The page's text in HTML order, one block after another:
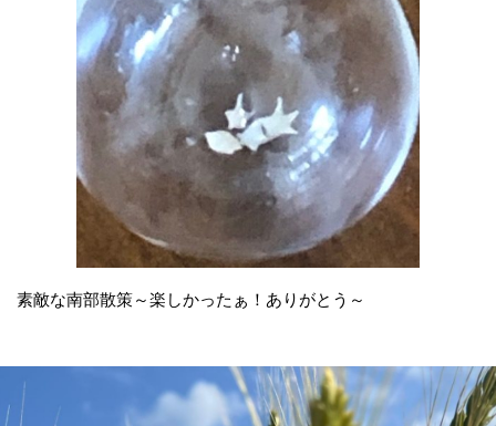
素敵な南部散策～楽しかったぁ！ありがとう～